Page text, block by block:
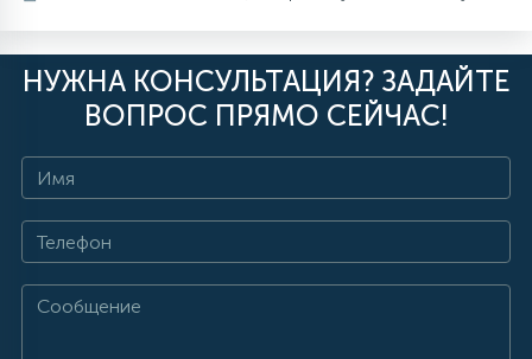
НУЖНА КОНСУЛЬТАЦИЯ? ЗАДАЙТЕ
ВОПРОС ПРЯМО СЕЙЧАС!